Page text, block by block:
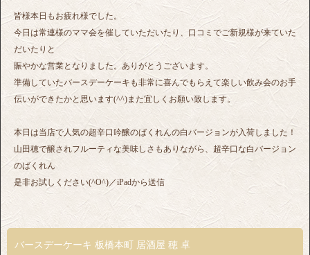
皆様本日もお疲れ様でした。
今日は常連様のママ会を催していただいたり、口コミでご新規様が来ていた
だいたりと
賑やかな営業となりました。ありがとうございます。
準備していたバースデーケーキも非常に喜んでもらえて楽しい飲み会のお手
伝いができたかと思います(^^)また宜しくお願い致します。
本日は当店で人気の超辛口吟醸のばくれんの白バージョンが入荷しました！
山田穂で醸されフルーティな美味しさもありながら、超辛口な白バージョン
のばくれん
是非お試しください(^O^)／iPadから送信
バースデーケーキ 板橋本町 居酒屋 穂 卓